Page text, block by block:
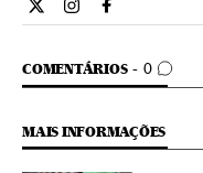
Economia El País
Economia El
Economia El
COMENTÁRIOS 0
COMENTÁRIOS
MAIS INFORMAÇÕES